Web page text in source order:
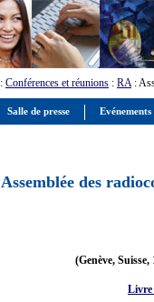
: Conférences et réunions : RA:
Assemblée des
(Genève,
Livre
Salle de presse Evénements